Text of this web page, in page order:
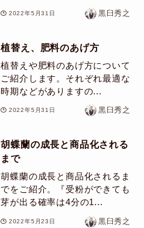
2022年5月31日 黒臼秀之
植替え、肥料のあげ方
植替えや肥料のあげ方について
ご紹介します。それぞれ最適な
時期などがありますの...
2022年5月31日 黒臼秀之
胡蝶蘭の成長と商品化される
まで
胡蝶蘭の成長と商品化されるま
でをご紹介。『受粉ができても
芽が出る確率は4分の1...
2022年5月23日 黒臼秀之